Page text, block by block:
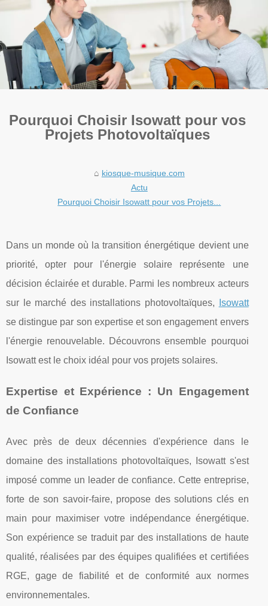
Pourquoi Choisir Isowatt pour vos
Projets Photovoltaïques
kiosque-musique.com
Actu
Pourquoi Choisir Isowatt pour vos Projets...
Dans un monde où la transition énergétique devient une
priorité, opter pour l'énergie solaire représente une
décision éclairée et durable. Parmi les nombreux acteurs
sur le marché des installations photovoltaïques,
Isowatt
se distingue par son expertise et son engagement envers
l'énergie renouvelable. Découvrons ensemble pourquoi
Isowatt est le choix idéal pour vos projets solaires.
Expertise et Expérience : Un Engagement
de Confiance
Avec près de deux décennies d'expérience dans le
domaine des installations photovoltaïques, Isowatt s'est
imposé comme un leader de confiance. Cette entreprise,
forte de son savoir-faire, propose des solutions clés en
main pour maximiser votre indépendance énergétique.
Son expérience se traduit par des installations de haute
qualité, réalisées par des équipes qualifiées et certifiées
RGE, gage de fiabilité et de conformité aux normes
environnementales.